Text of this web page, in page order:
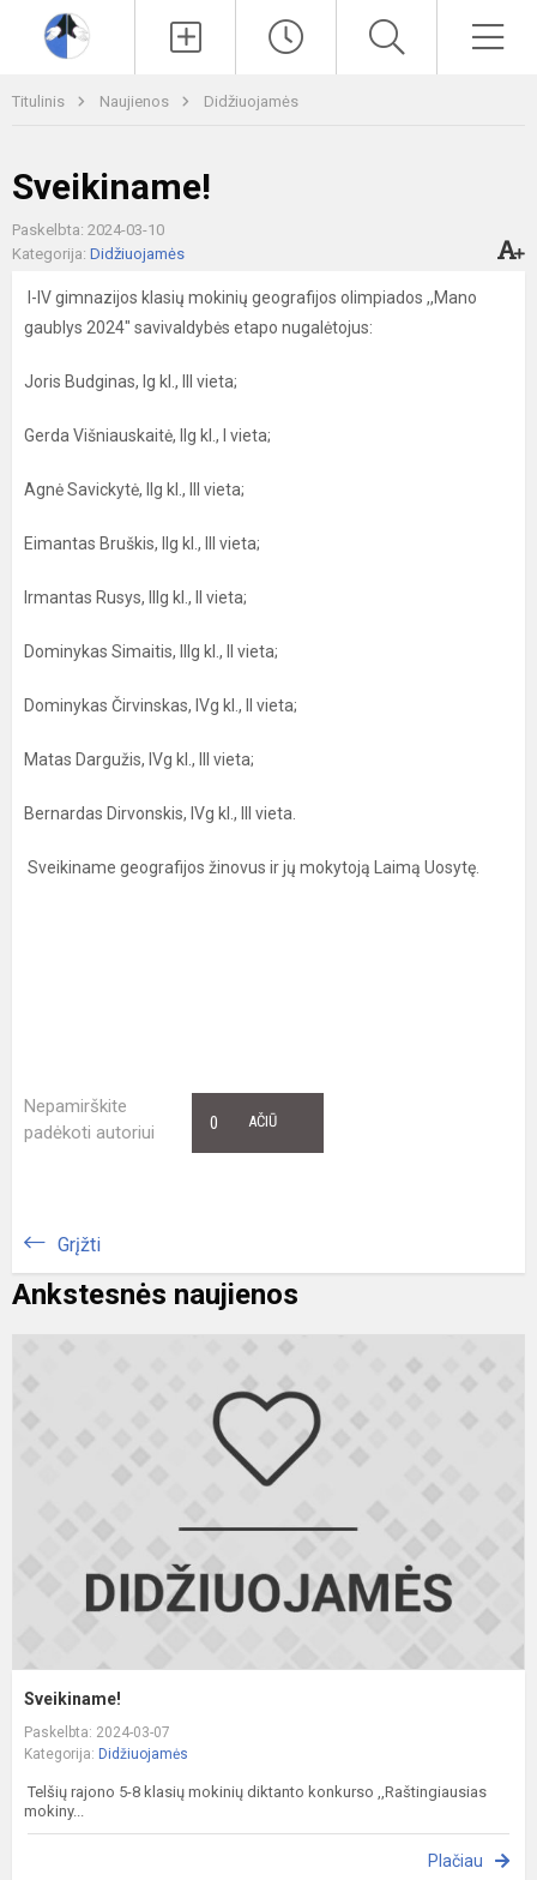
Titulinis Naujienos Didžiuojamės
Sveikiname!
Paskelbta: 2024-03-10
Kategorija: Didžiuojamės
I-IV gimnazijos klasių mokinių geografijos olimpiados ,,Mano
gaublys 2024" savivaldybės etapo nugalėtojus:
Joris Budginas, Ig kl., III vieta;
Gerda Višniauskaitė, IIg kl., I vieta;
Agnė Savickytė, IIg kl., III vieta;
Eimantas Bruškis, IIg kl., III vieta;
Irmantas Rusys, IIIg kl., II vieta;
Dominykas Simaitis, IIIg kl., II vieta;
Dominykas Čirvinskas, IVg kl., II vieta;
Matas Dargužis, IVg kl., III vieta;
Bernardas Dirvonskis, IVg kl., III vieta.
Sveikiname geografijos žinovus ir jų mokytoją Laimą Uosytę.
Nepamirškite
padėkoti autoriui
AČIŪ
0
Grįžti
Ankstesnės naujienos
Sveikiname!
Paskelbta: 2024-03-07
Kategorija: Didžiuojamės
Telšių rajono 5-8 klasių mokinių diktanto konkurso ,,Raštingiausias
mokiny...
Plačiau